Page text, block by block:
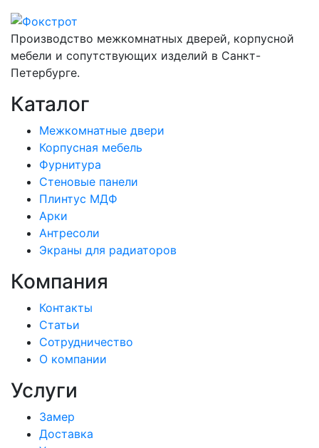
Производство межкомнатных дверей, корпусной
мебели и сопутствующих изделий в Санкт-
Петербурге.
Каталог
Межкомнатные двери
Корпусная мебель
Фурнитура
Стеновые панели
Плинтус МДФ
Арки
Антресоли
Экраны для радиаторов
Компания
Контакты
Статьи
Сотрудничество
О компании
Услуги
Замер
Доставка